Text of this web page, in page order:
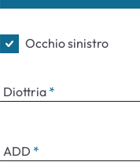
Occhio sinistro
Diottria
ADD